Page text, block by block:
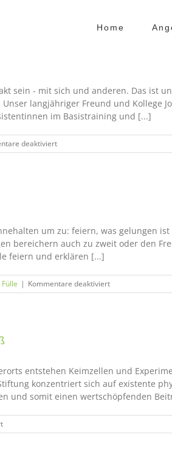
Home
sein - mit sich und anderen. Das ist
langjähriger Freund und Kollege
im Basistraining und [...]
deaktiviertfür
Aktuelle
um zu: feiern, was gelungen
bereichern auch zu zweit oder den
feiern und erklären [...]
| Kommentare deaktiviertfür
Rundbrief:
entstehen Keimzellen und
konzentriert sich auf existente
und somit einen wertschöpfenden
für
SinnStiftung